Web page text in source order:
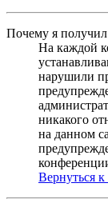
Почему я
На каждой
нарушили
никакого
на данном
Вернуться к